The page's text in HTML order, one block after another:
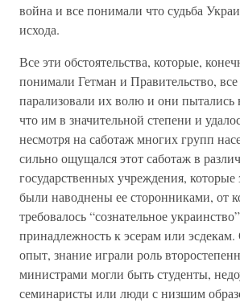
война и все понимали что судьба
исхода.
Все эти обстоятельства, которые,
понимали Гетман и Правительство,
парализовали их волю и они пытались
что им в значительной степени и
несмотря на саботаж многих групп
сильно ощущался этот саботаж в
государственных учреждения, которые
были наводнены ее сторонниками, от
требовалось “сознательное
принадлежность к эсерам или эсдекам.
опыт, знание играли роль
министрами могли быть студенты,
семинаристы или люди с низшим